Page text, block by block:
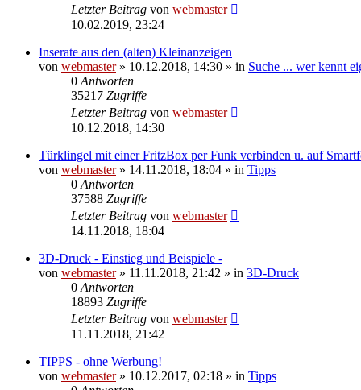
Letzter Beitrag von webmaster
10.02.2019, 23:24
Inserate aus den (alten) Kleinanzeigen
von webmaster» 10.12.2018, 14:30 » in Suche ... wer kennt
0 Antworten
35217 Zugriffe
Letzter Beitrag von webmaster
10.12.2018, 14:30
Türklingel mit einer FritzBox per Funk verbinden u. auf
von webmaster» 14.11.2018, 18:04 » in Tipps
0 Antworten
37588 Zugriffe
Letzter Beitrag von webmaster
14.11.2018, 18:04
3D-Druck - Einstieg und Beispiele -
von webmaster» 11.11.2018, 21:42 » in 3D-Druck
0 Antworten
18893 Zugriffe
Letzter Beitrag von webmaster
11.11.2018, 21:42
TIPPS - ohne Werbung!
von webmaster» 10.12.2017, 02:18 » in Tipps